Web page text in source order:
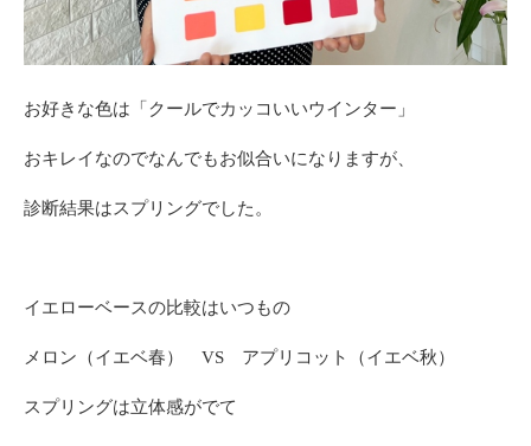
お好きな色は「クールでカッコいいウインター」
おキレイなのでなんでもお似合いになりますが、
診断結果はスプリングでした。
イエローベースの比較はいつもの
メロン（イエベ春） VS アプリコット（イエベ秋）
スプリングは立体感がでて